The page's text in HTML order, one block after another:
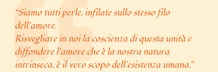
“Siamo tutti perle, infilate sullo stesso filo
dell’amore.
Risvegliare in noi la coscienza di questa unità e
diffondere l’amore che è la nostra natura
intrinseca, è il vero scopo dell’esistenza umana.”